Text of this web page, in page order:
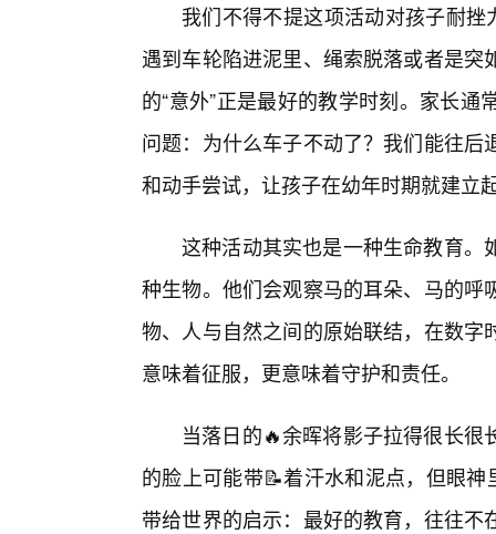
我们不得不提这项活动对孩子耐挫
遇到车轮陷进泥里、绳索脱落或者是
的“意外”正是最好的教学时刻。家长
问题：为什么车子不动了？我们能往
和动手尝试，让孩子在幼年时期就建立
这种活动其实也是一种生命教育。
种生物。他们会观察马的耳朵、马的
物、人与自然之间的原始联结，在数
意味着征服，更意味着守护和责任。
当落日的🔥余晖将影子拉得很长
的脸上可能带📝着汗水和泥点，但眼
带给世界的启示：最好的教育，往往